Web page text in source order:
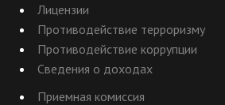
Лицензии
Противодействие терроризму
Противодействие коррупции
Сведения о доходах
Приемная комиссия